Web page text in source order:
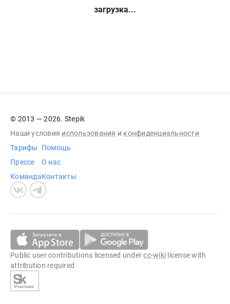
загрузка...
© 2013 — 2026. Stepik
Наши условия использования и конфиденциальности
Тарифы
Прессе
Команда
Помощь
О нас
Контакты
Public user contributions licensed undercc-wiki license with
attribution required